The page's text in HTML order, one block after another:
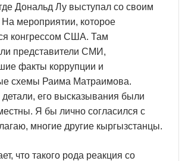
Дональд Лу выступал со своим
мероприятии, которое
конгрессом США. Там
представители СМИ,
факты коррупции и
схемы Раима Матраимова.
его высказывания были
Я бы лично согласился с
многие другие кыргызстанцы.
что такого рода реакция со